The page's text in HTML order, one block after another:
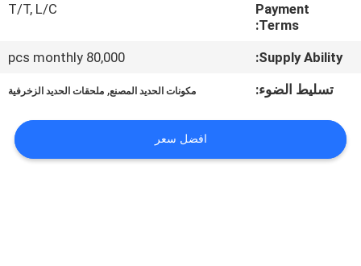
اطلب
اقتباس
خريطة
Payment
Terms:
T/T, L/C
Supply Ability:
80,000 pcs monthly
تسليط الضوء:
مكونات الحديد المصنع, ملحقات الحديد الزخرفية
افضل سعر